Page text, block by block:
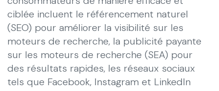
ciblée incluent le référencement naturel
(SEO) pour améliorer la visibilité sur les
moteurs de recherche, la publicité payante
sur les moteurs de recherche (SEA) pour
des résultats rapides, les réseaux sociaux
tels que Facebook, Instagram et LinkedIn